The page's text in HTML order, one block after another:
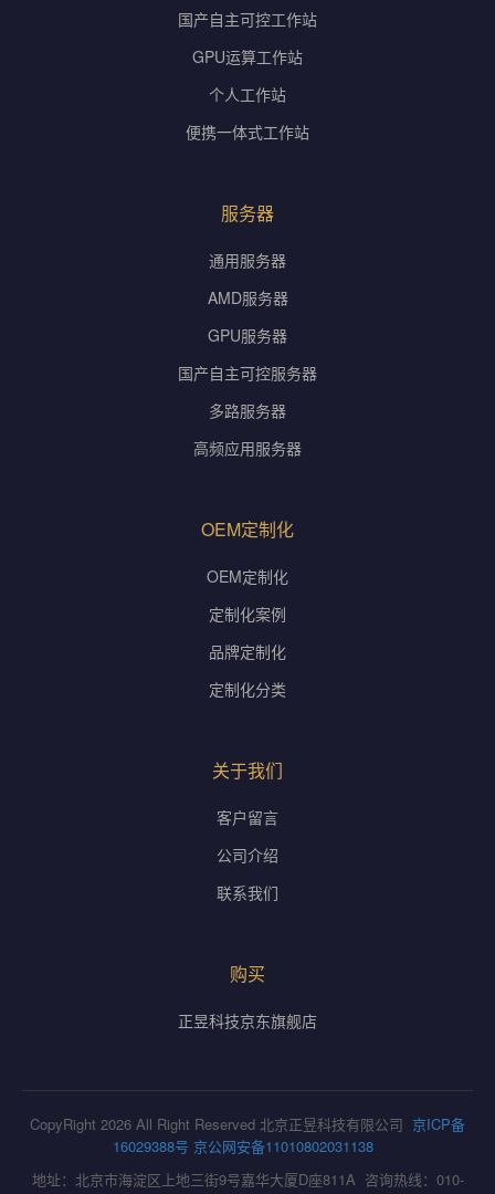
国产自主可控工作站
GPU运算工作站
个人工作站
便携一体式工作站
服务器
通用服务器
AMD服务器
GPU服务器
国产自主可控服务器
多路服务器
高频应用服务器
OEM定制化
OEM定制化
定制化案例
品牌定制化
定制化分类
关于我们
客户留言
公司介绍
联系我们
购买
正昱科技京东旗舰店
CopyRight 2026 All Right Reserved 北京正昱科技有限公司 京ICP备
16029388号 京公网安备11010802031138
地址：北京市海淀区上地三街9号嘉华大厦D座811A 咨询热线：010-